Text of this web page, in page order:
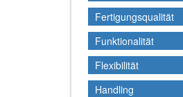
Fertigungsqualität
Fertigungsqualität
Funktionalität
Funktionalität
Flexibilität
Flexibilität
Handling
Handling